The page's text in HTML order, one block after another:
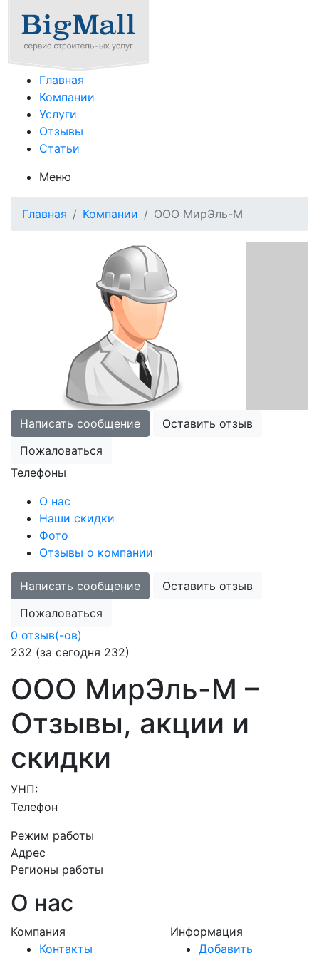
Главная
Компании
Услуги
Отзывы
Статьи
Меню
Главная Компании ООО МирЭль-М
Написать сообщение
Оставить отзыв
Пожаловаться
Телефоны
О нас
Наши скидки
Фото
Отзывы о компании
Написать сообщение
Оставить отзыв
Пожаловаться
0 отзыв(-ов)
232 (за сегодня 232)
ООО МирЭль-М –
Отзывы, акции и
скидки
УНП:
Телефон
Режим работы
Адрес
Регионы работы
О нас
Компания
Контакты
Информация
Добавить